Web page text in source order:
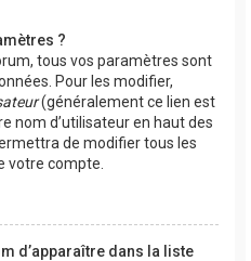
?
tous vos paramètres sont
Pour les modifier,
(généralement ce lien est
nom d’utilisateur en haut des
de modifier tous les
votre compte.
d’apparaître dans la liste